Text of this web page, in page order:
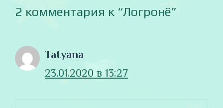
2 комментария к “Логронё”
Tatyana
23.01.2020 в 13:27